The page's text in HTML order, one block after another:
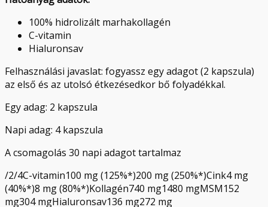
100% hidrolizált marhakollagén
C-vitamin
Hialuronsav
Felhasználási javaslat: fogyassz egy adagot (2 kapszula)
az első és az utolsó étkezésedkor bő folyadékkal.
Egy adag: 2 kapszula
Napi adag: 4 kapszula
A csomagolás 30 napi adagot tartalmaz
/2/4C-vitamin100 mg (125%*)200 mg (250%*)Cink4 mg
(40%*)8 mg (80%*)Kollagén740 mg1480 mgMSM152
mg304 mgHialuronsav136 mg272 mg